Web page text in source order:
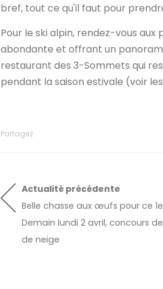
bref, tout ce qu'il faut pour
Pour le ski alpin, rendez-vous
abondante et offrant un
restaurant des 3-Sommets qui
pendant la saison estivale (voir
Partagez
Actualité précédente
Belle chasse aux œufs pour ce
Demain lundi 2 avril, concours
de neige